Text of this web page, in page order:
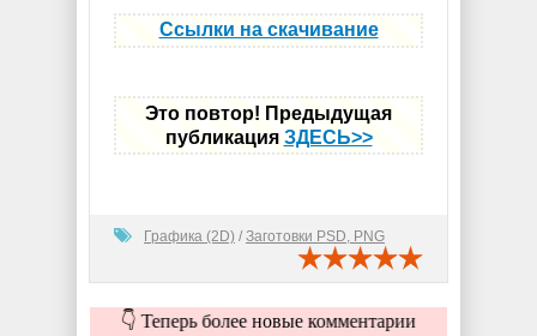
Ссылки на скачивание
Это повтор! Предыдущая
публикация ЗДЕСЬ>>
Графика (2D) / Заготовки PSD, PNG
👇 Теперь более новые комментарии